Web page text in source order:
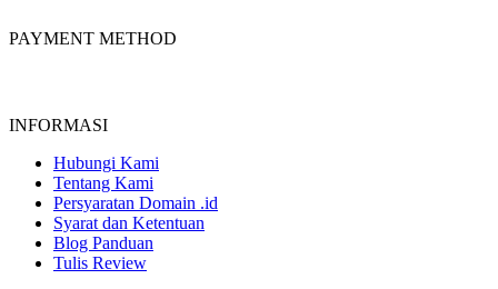
PAYMENT METHOD
INFORMASI
Hubungi Kami
Tentang Kami
Persyaratan Domain .id
Syarat dan Ketentuan
Blog Panduan
Tulis Review